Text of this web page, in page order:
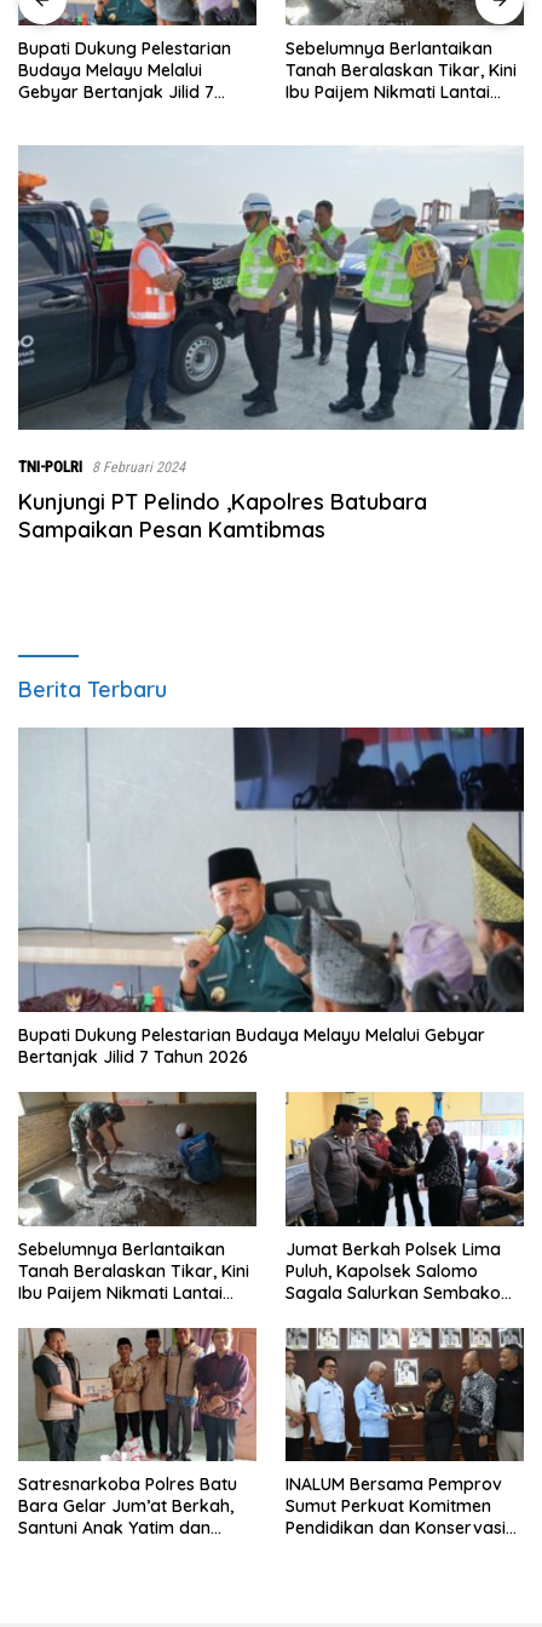
Sebelumnya Berlantaikan
Tanah Beralaskan Tikar, Kini
Ibu Paijem Nikmati Lantai
Jumat Berkah Polsek Lima
Puluh, Kapolsek Salomo
Sagala Salurkan Sembako
TNI-POLRI 8 Februari 2024
Kunjungi PT Pelindo ,Kapolres Batubara
Sampaikan Pesan Kamtibmas
Berita Terbaru
Bupati Dukung Pelestarian Budaya Melayu Melalui Gebyar
Bertanjak Jilid 7 Tahun 2026
Sebelumnya Berlantaikan
Tanah Beralaskan Tikar, Kini
Ibu Paijem Nikmati Lantai
Satgas TMMD Ke-129 Kodim
0208/Asahan
Jumat Berkah Polsek Lima
Puluh, Kapolsek Salomo
Sagala Salurkan Sembako
Gambus
Satresnarkoba Polres Batu
Bara Gelar Jum’at Berkah,
Santuni Anak Yatim dan
INALUM Bersama Pemprov
Sumut Perkuat Komitmen
Pendidikan dan Konservasi